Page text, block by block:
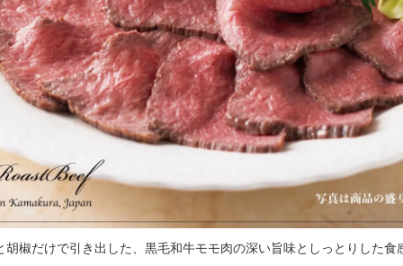
胡椒だけで引き出した、黒毛和牛モモ肉の深い旨味としっとりした食